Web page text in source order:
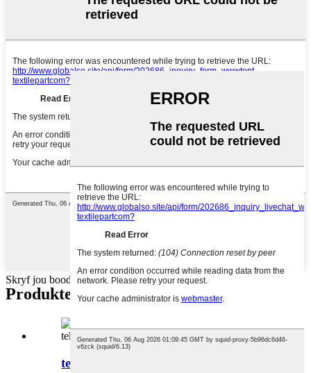
Skryf jou boodskap hier en stuur dit vir ons
Produkte kategorieë
tekstielmasjien onderdele vir barmag